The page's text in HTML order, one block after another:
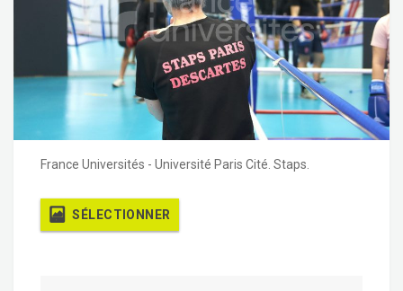
France Universités - Université Paris Cité. Staps.
SÉLECTIONNER